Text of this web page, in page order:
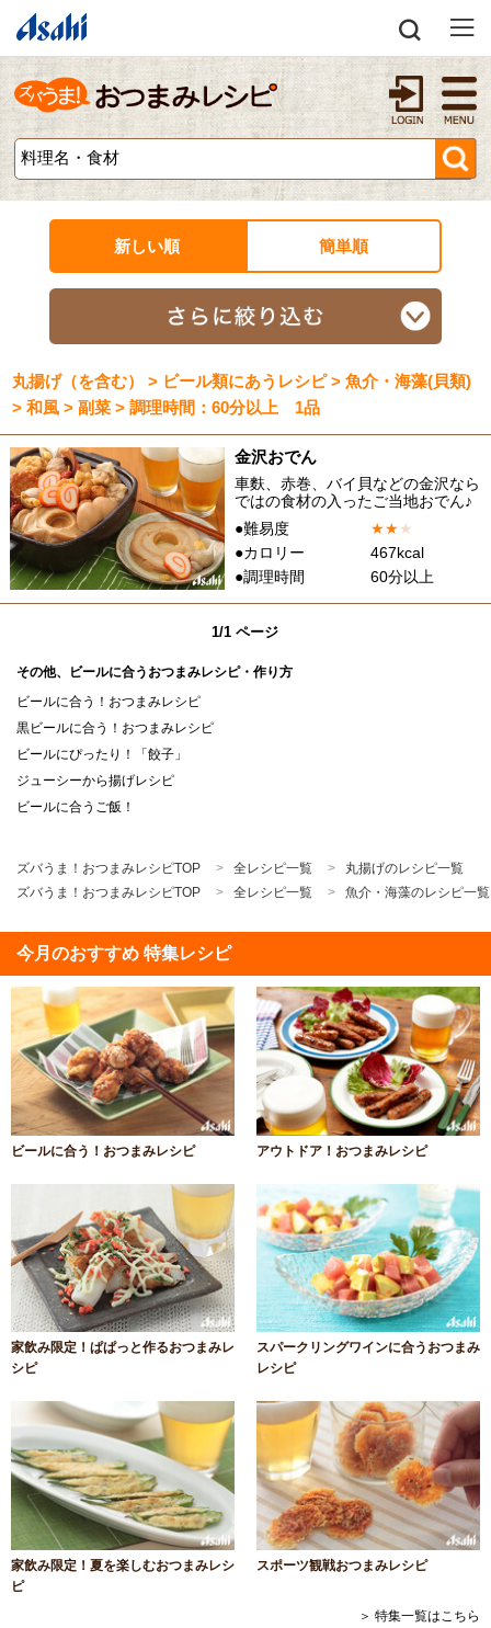
新しい順 簡単順
丸揚げ（を含む） > ビール類にあうレシピ > 魚介・海藻(貝類)
> 和風 > 副菜 > 調理時間：60分以上 1品
金沢おでん
車麩、赤巻、バイ貝などの金沢なら
ではの食材の入ったご当地おでん♪
●難易度
★★★
●カロリー
467kcal
●調理時間
60分以上
1/1 ページ
その他、ビールに合うおつまみレシピ・作り方
ビールに合う！おつまみレシピ
黒ビールに合う！おつまみレシピ
ビールにぴったり！「餃子」
ジューシーから揚げレシピ
ビールに合うご飯！
ズバうま！おつまみレシピTOP 全レシピ一覧
丸揚げのレシピ一覧
ズバうま！おつまみレシピTOP
全レシピ一覧 魚介・海藻のレシピ一覧
今月のおすすめ 特集レシピ
ビールに合う！おつまみレシピ アウトドア！おつまみレシピ
家飲み限定！ぱぱっと作るおつまみレ
シピ
スパークリングワインに合うおつまみ
レシピ
家飲み限定！夏を楽しむおつまみレシ
ピ
スポーツ観戦おつまみレシピ
＞ 特集一覧はこちら